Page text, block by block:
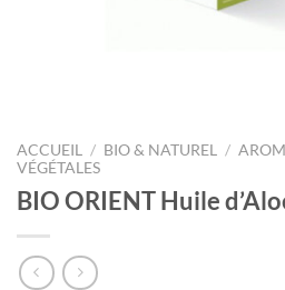
ACCUEIL / BIO & NATUREL /
VÉGÉTALES
BIO ORIENT Huile